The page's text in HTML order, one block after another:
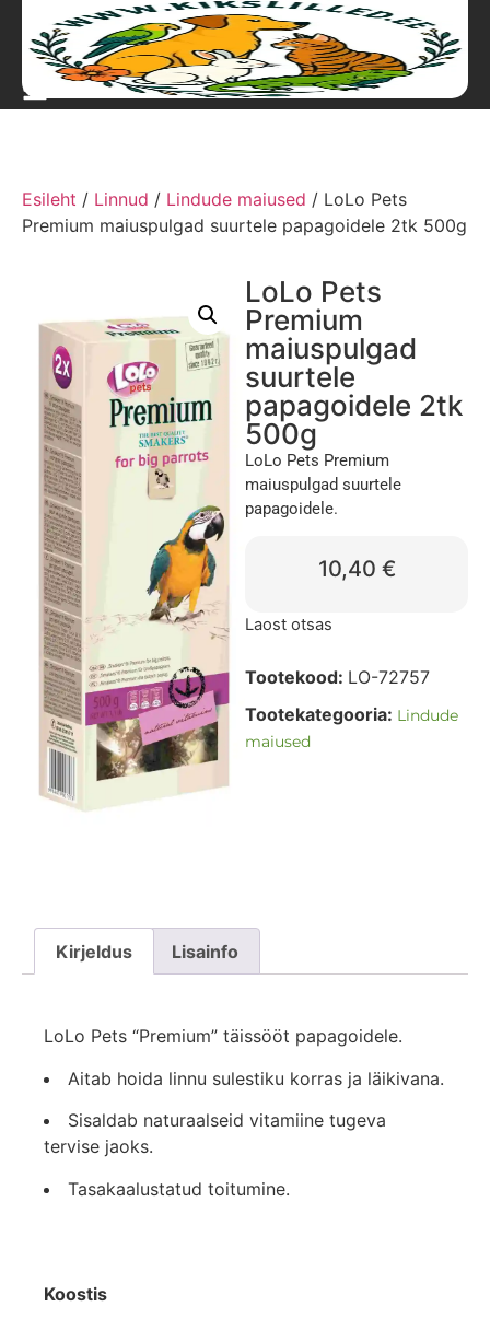
Esileht / Linnud / Lindude maiused / LoLo Pets
Premium maiuspulgad suurtele papagoidele 2tk 500g
LoLo Pets
Premium
maiuspulgad
suurtele
papagoidele 2tk
500g
LoLo Pets Premium
maiuspulgad suurtele
papagoidele.
10,40 €
Laost otsas
Tootekood: LO-72757
Tootekategooria: Lindude
maiused
Kirjeldus Lisainfo
LoLo Pets “Premium” täissööt papagoidele.
Aitab hoida linnu sulestiku korras ja läikivana.
Sisaldab naturaalseid vitamiine tugeva
tervise jaoks.
Tasakaalustatud toitumine.
Koostis